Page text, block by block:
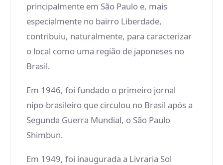
principalmente em São Paulo e, mais
especialmente no bairro Liberdade,
contribuiu, naturalmente, para caracterizar
o local como uma região de japoneses no
Brasil.
Em 1946, foi fundado o primeiro jornal
nipo-brasileiro que circulou no Brasil após a
Segunda Guerra Mundial, o São Paulo
Shimbun.
Em 1949, foi inaugurada a Livraria Sol